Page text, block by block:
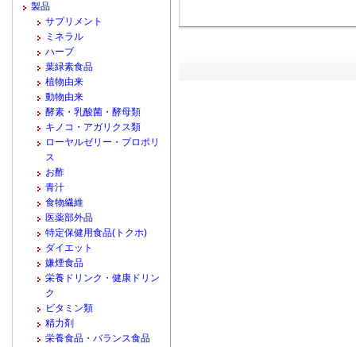
製品
サプリメント
ミネラル
ハーブ
葉緑素食品
植物由来
動物由来
酵素・乳酸菌・酵母類
キノコ・アガリクス類
ローヤルゼリー・プロポリ
ス
お酢
青汁
食物繊維
医薬部外品
特定保健用食品(トクホ)
ダイエット
嫌煙食品
栄養ドリンク・健康ドリン
ク
ビタミン類
精力剤
栄養食品・バランス食品